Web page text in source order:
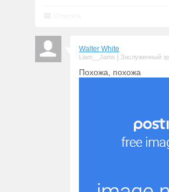
Walter White
Liam__Jams Заслуженный
Похожа, похожа